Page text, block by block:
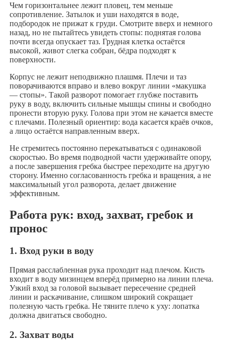
Чем горизонтальнее лежит пловец, тем меньше
сопротивление. Затылок и уши находятся в воде,
подбородок не прижат к груди. Смотрите вверх и немного
назад, но не пытайтесь увидеть стопы: поднятая голова
почти всегда опускает таз. Грудная клетка остаётся
высокой, живот слегка собран, бёдра подходят к
поверхности.
Корпус не лежит неподвижно плашмя. Плечи и таз
поворачиваются вправо и влево вокруг линии «макушка
— стопы». Такой разворот помогает глубже поставить
руку в воду, включить сильные мышцы спины и свободно
пронести вторую руку. Голова при этом не качается вместе
с плечами. Полезный ориентир: вода касается краёв очков,
а лицо остаётся направленным вверх.
Не стремитесь постоянно перекатываться с одинаковой
скоростью. Во время подводной части удерживайте опору,
а после завершения гребка быстрее переходите на другую
сторону. Именно согласованность гребка и вращения, а не
максимальный угол разворота, делает движение
эффективным.
Работа рук: вход, захват, гребок и
пронос
1. Вход руки в воду
Прямая расслабленная рука проходит над плечом. Кисть
входит в воду мизинцем вперёд примерно на линии плеча.
Узкий вход за головой вызывает пересечение средней
линии и раскачивание, слишком широкий сокращает
полезную часть гребка. Не тяните плечо к уху: лопатка
должна двигаться свободно.
2. Захват воды